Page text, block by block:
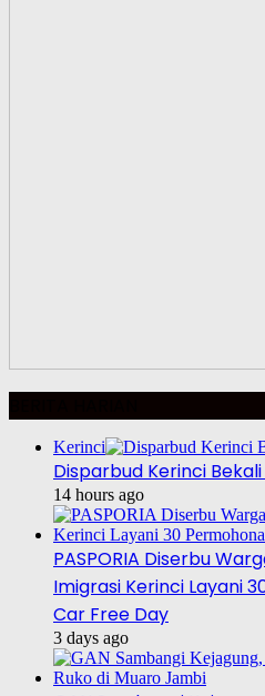
Kerinci
Disparbud Kerinci
14 hours ago
PASPORIA Diserbu
Imigrasi Kerinci Layani
Car Free Day
3 days ago